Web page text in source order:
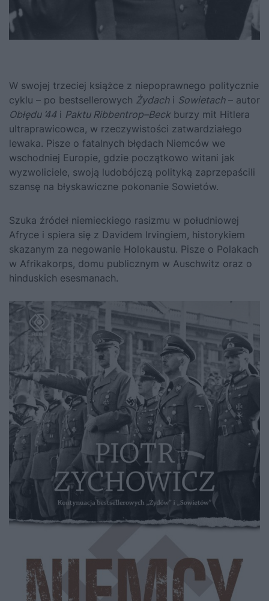
W swojej trzeciej książce z niepoprawnego politycznie
cyklu – po bestsellerowych Żydachi Sowietach– autor
Obłędu ’44 i Paktu Ribbentrop–Beckburzy mit Hitlera
ultraprawicowca, w rzeczywistości zatwardziałego
lewaka. Pisze o fatalnych błędach Niemców we
wschodniej Europie, gdzie początkowo witani jak
wyzwoliciele, swoją ludobójczą polityką zaprzepaścili
szansę na błyskawiczne pokonanie Sowietów.
Szuka źródeł niemieckiego rasizmu w południowej
Afryce i spiera się z Davidem Irvingiem, historykiem
skazanym za negowanie Holokaustu. Pisze o Polakach
w Afrikakorps, domu publicznym w Auschwitz oraz o
hinduskich esesmanach.